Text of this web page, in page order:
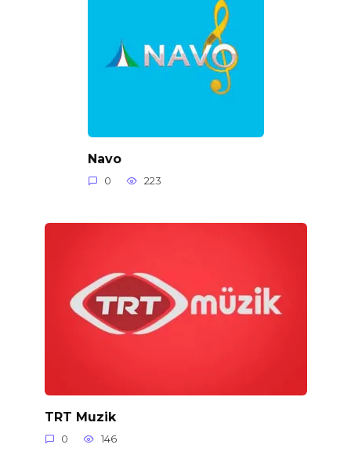
Navo
0 223
TRT Muzik
0 146